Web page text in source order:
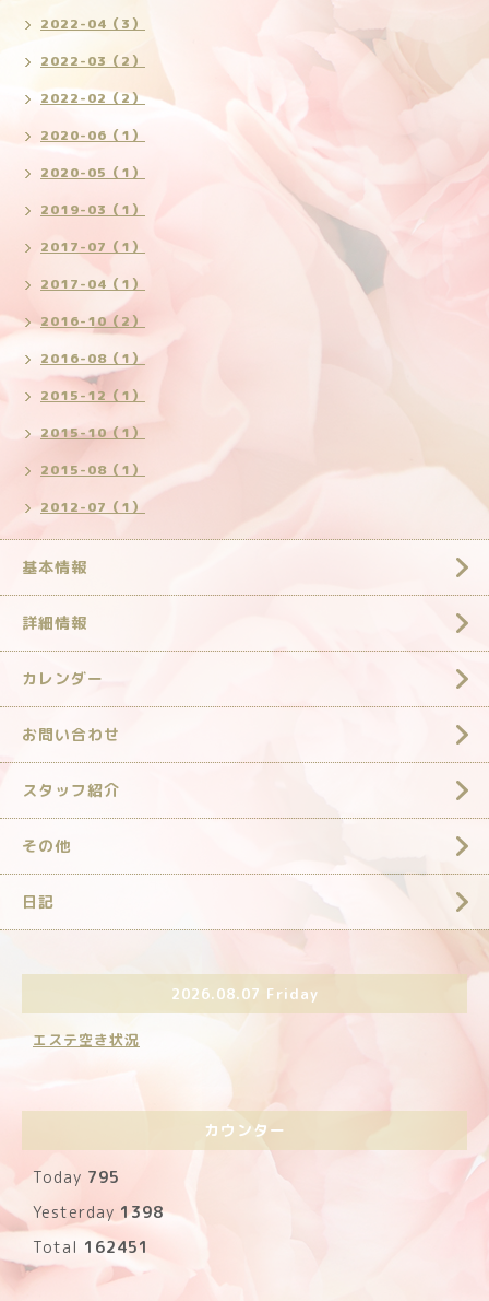
2022-04（3）
2022-03（2）
2022-02（2）
2020-06（1）
2020-05（1）
2019-03（1）
2017-07（1）
2017-04（1）
2016-10（2）
2016-08（1）
2015-12（1）
2015-10（1）
2015-08（1）
2012-07（1）
基本情報
詳細情報
カレンダー
お問い合わせ
スタッフ紹介
その他
日記
2026.08.07 Friday
エステ空き状況
カウンター
Today 795
Yesterday 1398
Total 162451